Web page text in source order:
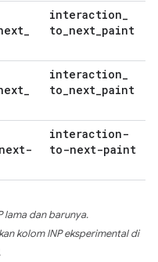
interaction
to next paint
interaction
to next paint
interaction-
to-next-paint
lama dan barunya.
kolom INP eksperimental di